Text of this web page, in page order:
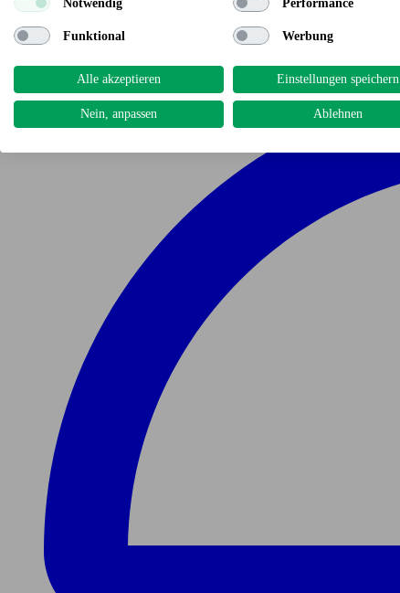
Notwendig Performance
Funktional Werbung
Alle akzeptieren Einstellungen speichern
Nein, anpassen Ablehnen